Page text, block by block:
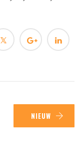
NIEUW